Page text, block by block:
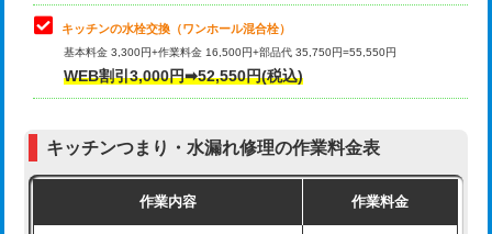
用（追加）/3ｍ超え)
給水管工事※（ライニング鋼管・銅
管・ポリ管・HT管使用/3ｍまで)
44,000円
管・ポリ管・HT管使用/3ｍ超え)
排水管工事（土の掘削・埋め戻し作
11,000円~
お風呂タンク脱着
その他部品の脱着
キッチンの水栓交換（ワンホール混合栓）
基本料金 3,300円+作業料金 16,500円+部品代 35,750円=55,550円
WEB割引3,000円➡52,550円(税込)
キッチンつまり・水漏れ修理の作業料金表
作業内容 作業料金